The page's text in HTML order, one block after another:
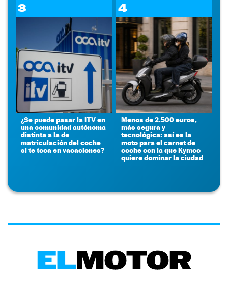
3
¿Se puede pasar la ITV en
una comunidad autónoma
distinta a la de
matriculación del coche
si te toca en vacaciones?
4
Menos de 2.500 euros,
más segura y
tecnológica: así es la
moto para el carnet de
coche con la que Kymco
quiere dominar la ciudad